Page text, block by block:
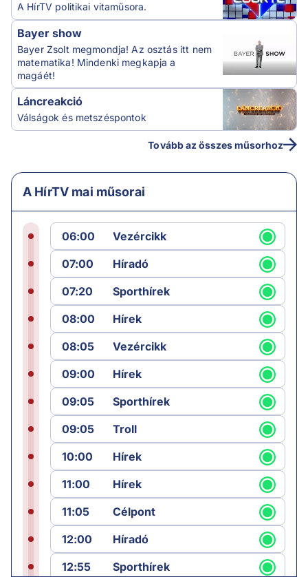
A HírTV politikai vitaműsora.
Bayer show
Bayer Zsolt megmondja! Az osztás itt nem
matematika! Mindenki megkapja a
magáét!
Láncreakció
Válságok és metszéspontok
Tovább az összes műsorhoz
A HírTV mai műsorai
06:00
Vezércikk
07:00
Híradó
07:20
Sporthírek
08:00
Hírek
08:05
Vezércikk
09:00
Hírek
09:05
Sporthírek
09:05
Troll
10:00
Hírek
11:00
Hírek
11:05
Célpont
12:00
Híradó
12:55
Sporthírek